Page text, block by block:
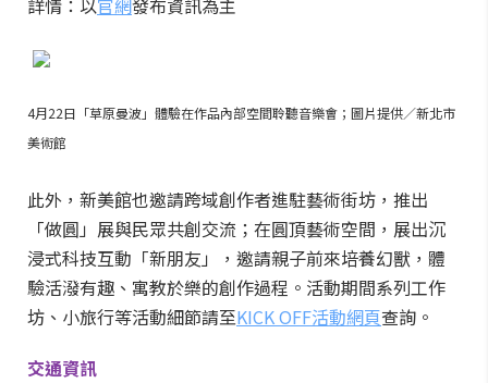
詳情：以官網發布資訊為主
4月22日「草原曼波」體驗在作品內部空間聆聽音樂會；圖片提供／新北市
美術館
此外，新美館也邀請跨域創作者進駐藝術街坊，推出
「做圓」展與民眾共創交流；在圓頂藝術空間，展出沉
浸式科技互動「新朋友」，邀請親子前來培養幻獸，體
驗活潑有趣、寓教於樂的創作過程。活動期間系列工作
坊、小旅行等活動細節請至KICK OFF活動網頁查詢。
交通資訊